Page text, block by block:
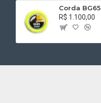
R$ 1.100,00